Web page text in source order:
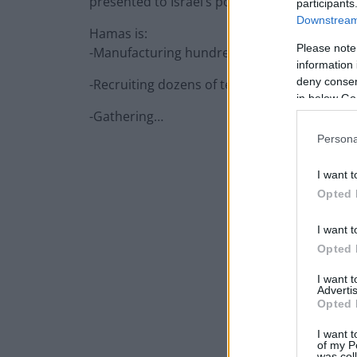
Please
information
deny
in below
I want
Opted
I want
Opted
I want
Opted
I want
of my
Hamas is:
-Manufacturing hundreds of IEDs, mortars,
-Recruiting dozens of terrorists;
-Gathering…